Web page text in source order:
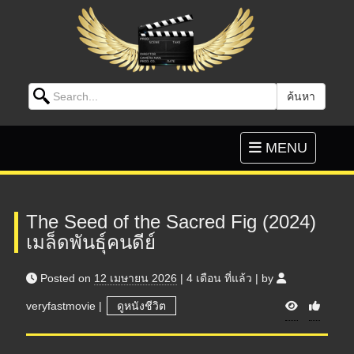
Search for: ค้นหา
Toggle
navigation
MENU
The Seed of the Sacred Fig (2024)
เมล็ดพันธุ์คนดีย์
Posted on 12 เมษายน 2026 | 4 เดือน ที่แล้ว | by
veryfastmovie | ดูหนังชีวิต V
i